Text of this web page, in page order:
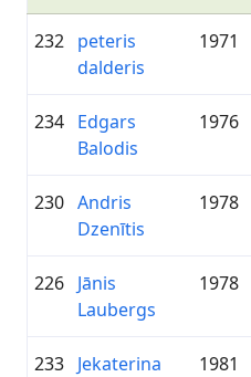
232 peteris
dalderis
1971
234 Edgars
Balodis
1976
230 Andris
Dzenītis
1978
226 Jānis
Laubergs
1978
233 Jekaterina
1981